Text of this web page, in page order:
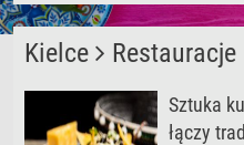
Kielce Restauracje
Sztuka
łączy